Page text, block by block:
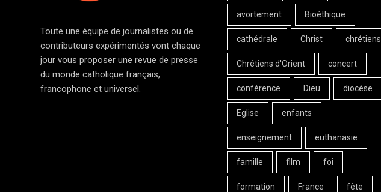
Toute une équipe de journalistes ou de
contributeurs expérimentés vont chaque
jour vous proposer une revue de presse
du monde catholique français,
francophone et universel.
avortement Bioéthique
cathédrale Christ chrétiens
Chrétiens d'Orient concert
conférence Dieu diocèse
Eglise enfants
enseignement euthanasie
famille film foi
formation France fête